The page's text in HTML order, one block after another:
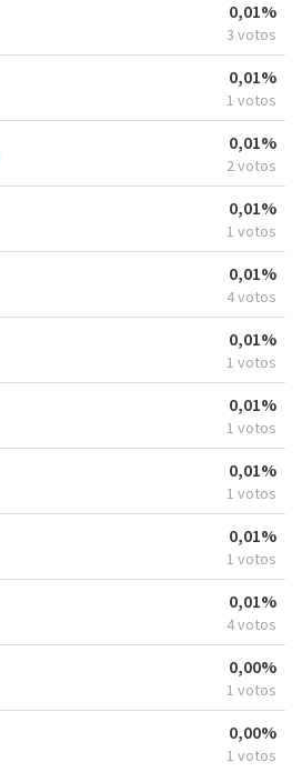
0,01%
3 votos
0,01%
1 votos
0,01%
2 votos
0,01%
1 votos
0,01%
4 votos
0,01%
1 votos
0,01%
1 votos
0,01%
1 votos
0,01%
1 votos
0,01%
4 votos
0,00%
1 votos
0,00%
1 votos